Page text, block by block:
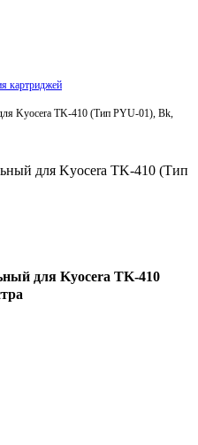
картриджей
Kyocera TK-410 (Тип PYU-01), Bk,
для Kyocera TK-410